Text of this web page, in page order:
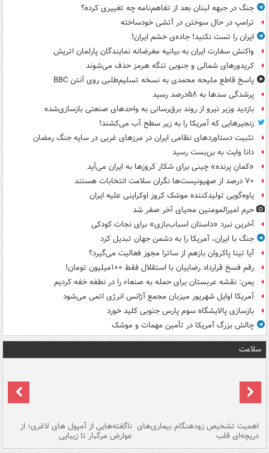
جنگ در جبهه لبنان بعد از تفاهم‌نامه چه تغییری کرده؟
ترامپ در حال سوختن در آتشی خودساخته
ایران را تست نکنید! جاده‌ی خشم ایران!
واکنش سفارت ایران به بیانیه مغرضانه نمایندگان پارلمان اتریش
کریدورهای شمالی و جنوبی تنگه هرمز حذف می‌شوند
پاسخ قاطع ملیحه محمدی به نسخه تسلیم‌طلبی روی آنتن BBC
پرشدگی سدها به ۵۸درصد رسید
بازدید وزیر نیرو از روند برق‌رسانی به واحدهای صنعتی بازسازی‌شده
زنجیرهایی که آمریکا را به زیر سطح آب می‌کشند!
تثبیت دستاوردهای نظامی ایران در مرزهای غربی در سایه جنگ رمضان
دانا وایت به بن‌بست رسید
«کمانِ پرنده» چینی برای شکار کروزها به ایران می‌آید
۷۰ درصد از صهیونیست‌ها نگران سلامت انتخابات هستند
یاوه‌گویی تولیدکننده موشک کروز اوکراینی علیه ایران
حرم امیرالمومنین محیای آخر صفر شد
آخرین نبرد «داستان اسباب‌بازی» برای نجات کودکی
جنگ با ایران، آمریکا را به دشمن جهان تبدیل کرد
آیا تینا پاکروان بازهم از ساترا مجوز فعالیت می‌گیرد؟
رقم فسخ قرارداد رضاییان با استقلال فقط ۱۰۰میلیون تومان!
یمن: نقشه عربستان برای حمله به صنعاء را در نطفه خفه کردیم
آمریکا اوایل شهریور میزبان مجمع آژانس انرژی اتمی می‌شود
بازسازی پالایشگاه سوم پارس جنوبی کلید خورد
چالش بزرگ آمریکا در تأمین مهمات و موشک
سلامت
اهمیت تشخیص زودهنگام بیماری‌های
دریچه‌ای قلب
ناگفته‌هایی از آمپول های لاغری؛ از
عوارض مرگبار تا زیبایی